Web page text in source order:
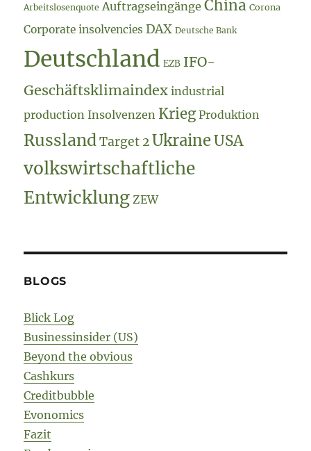
Arbeitslosenquote Auftragseingänge China Corona
Corporate insolvencies DAX Deutsche Bank
Deutschland EZB IFO-
Geschäftsklimaindex industrial
production Insolvenzen Krieg Produktion
Russland Target 2 Ukraine USA
volkswirtschaftliche
Entwicklung ZEW
BLOGS
Blick Log
Businessinsider (US)
Beyond the obvious
Cashkurs
Creditbubble
Evonomics
Fazit